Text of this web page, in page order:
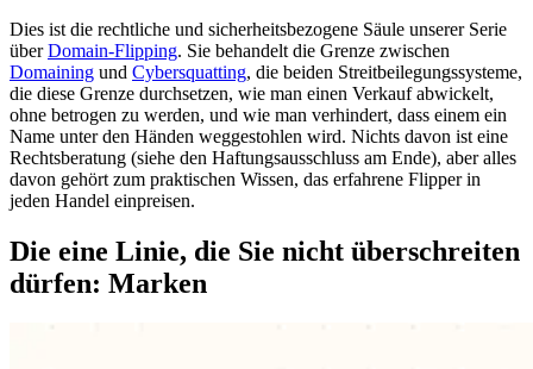
Dies ist die rechtliche und sicherheitsbezogene Säule unserer Serie
überDomain-Flipping. Sie behandelt die Grenze zwischen
Domaining und Cybersquatting, die beiden Streitbeilegungssysteme,
die diese Grenze durchsetzen, wie man einen Verkauf abwickelt,
ohne betrogen zu werden, und wie man verhindert, dass einem ein
Name unter den Händen weggestohlen wird. Nichts davon ist eine
Rechtsberatung (siehe den Haftungsausschluss am Ende), aber alles
davon gehört zum praktischen Wissen, das erfahrene Flipper in
jeden Handel einpreisen.
Die eine Linie, die Sie nicht überschreiten
dürfen: Marken